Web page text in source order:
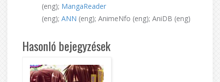
(eng); MangaReader
(eng); ANN (eng); AnimeNfo (eng); AniDB (eng)
Hasonló bejegyzések